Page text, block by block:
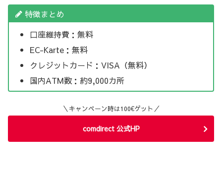
特徴まとめ
口座維持費：無料
EC-Karte：無料
クレジットカード：VISA（無料）
国内ATM数：約9,000カ所
＼キャンペーン時は100€ゲット／
comdirect 公式HP